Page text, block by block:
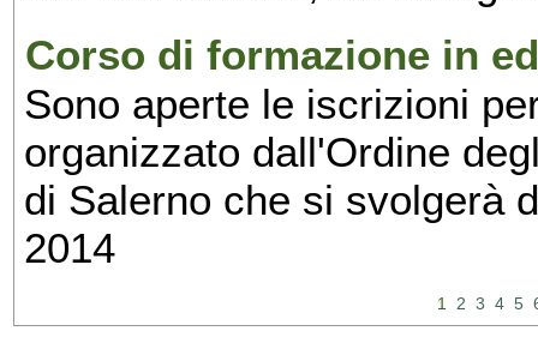
Corso di formazione in
Sono aperte le iscrizioni
organizzato dall'Ordine
di Salerno che si svolgerà
2014
1 2 3 4 5